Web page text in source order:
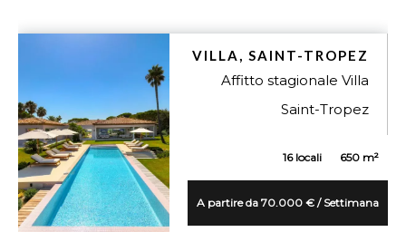
VILLA, SAINT-TROPEZ
Affitto stagionale Villa
Saint-Tropez
16 locali 650 m²
A partire da 70.000 € / Settimana